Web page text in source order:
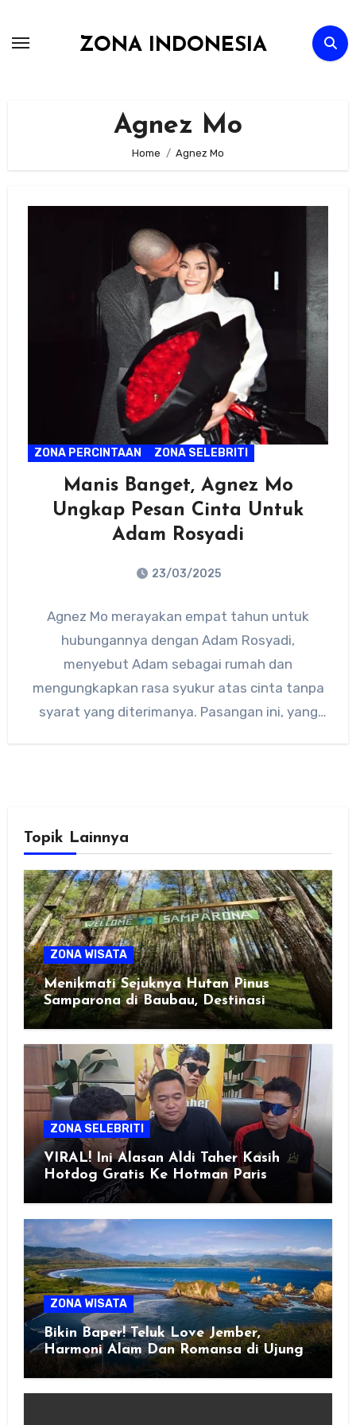
ZONA INDONESIA
Agnez Mo
Home Agnez Mo
ZONA PERCINTAAN ZONA SELEBRITI
Manis Banget, Agnez Mo
Ungkap Pesan Cinta Untuk
Adam Rosyadi
23/03/2025
Comments
Agnez Mo merayakan empat tahun untuk
hubungannya dengan Adam Rosyadi,
menyebut Adam sebagai rumah dan
mengungkapkan rasa syukur atas cinta tanpa
syarat yang diterimanya. Pasangan ini, yang
Topik Lainnya
ZONA WISATA
Menikmati Sejuknya Hutan Pinus
Samparona di Baubau, Destinasi
Healing Favorit!
ZONA SELEBRITI
VIRAL! Ini Alasan Aldi Taher Kasih
Hotdog Gratis Ke Hotman Paris
ZONA WISATA
Bikin Baper! Teluk Love Jember,
Harmoni Alam Dan Romansa di Ujung
Selatan Jawa